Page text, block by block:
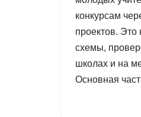
конкурсам
проектов. Это
схемы,
школах и на
Основная